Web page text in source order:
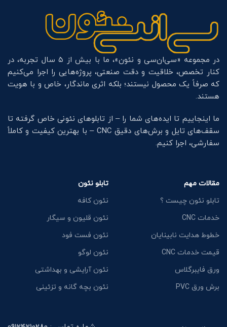
در مجموعه «سی‌ان‌سی و نئون»، ما با بیش از ۵ سال تجربه، در
کنار تخصص، خلاقیت و دقت صنعتی، پروژه‌هایی را اجرا می‌کنیم
که صرفاً یک محصول نیستند؛ بلکه اثری ماندگار، خاص و با هویت
هستند.
ما اینجاییم تا ایده‌های شما را – از تابلوهای نئونی خاص گرفته تا
سقف‌های تایل و برش‌های دقیق CNC – با بهترین کیفیت و کاملاً
سفارشی، اجرا کنیم.
مقالات مهم
تابلو نئون چیست ؟
خدمات CNC
خطوط هدایت نابینایان
قیمت خدمات CNC
ورق فایبرگلاس
برش ورق PVC
تابلو نئون
نئون کافه
نئون قلیون و سیگار
نئون فست فود
نئون لوگو
نئون آرایشی و بهداشتی
نئون بچه گانه و تزئینی